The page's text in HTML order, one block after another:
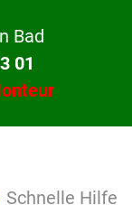
Bad
01
Schnelle Hilfe